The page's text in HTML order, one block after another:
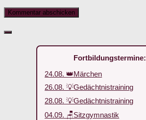
Fortbildungstermine:
24.08. 👑Märchen
26.08. 💡Gedächtnistraining
28.08. 💡Gedächtnistraining
04.09. 🪑Sitzgymnastik